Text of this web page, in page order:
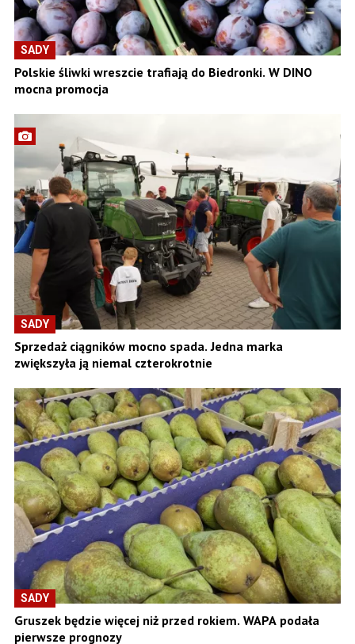
SADY
Polskie śliwki wreszcie trafiają do Biedronki. W DINO
mocna promocja
SADY
Sprzedaż ciągników mocno spada. Jedna marka
zwiększyła ją niemal czterokrotnie
SADY
Gruszek będzie więcej niż przed rokiem. WAPA podała
pierwsze prognozy